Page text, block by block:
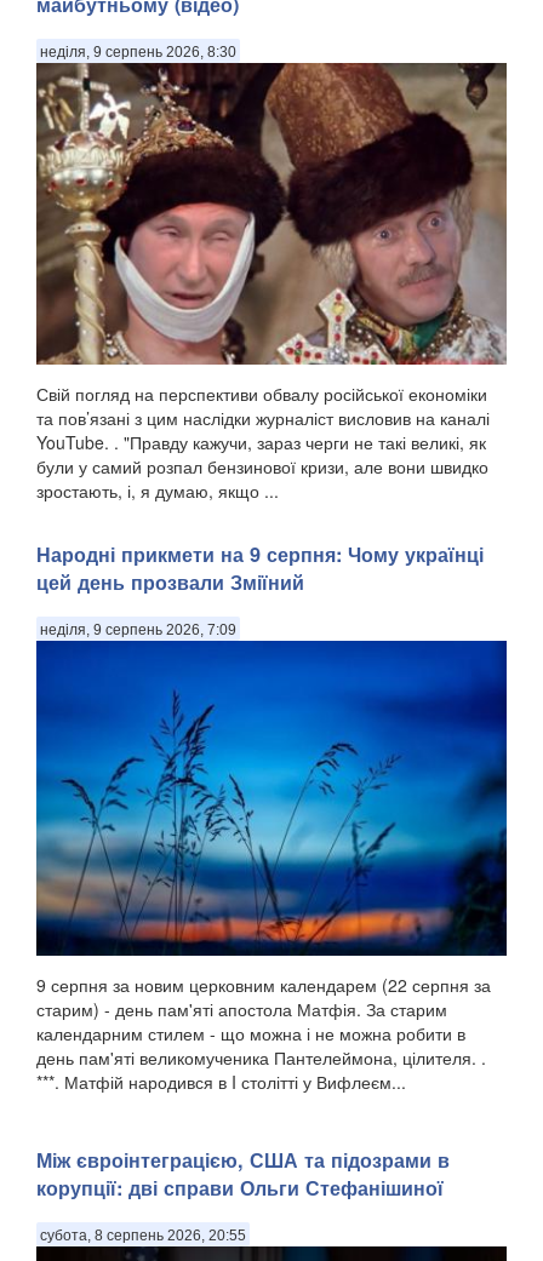
неділя, 9 серпень 2026, 8:30
Свій погляд на перспективи обвалу російської економіки
та пов’язані з цим наслідки журналіст висловив на каналі
YouTube. . "Правду кажучи, зараз черги не такі великі, як
були у самий розпал бензинової кризи, але вони швидко
зростають, і, я думаю, якщо ...
Народні прикмети на 9 серпня: Чому українці
цей день прозвали Зміїний
неділя, 9 серпень 2026, 7:09
9 серпня за новим церковним календарем (22 серпня за
старим) - день пам'яті апостола Матфія. За старим
календарним стилем - що можна і не можна робити в
день пам'яті великомученика Пантелеймона, цілителя. .
***. Матфій народився в I столітті у Вифлеєм...
Між євроінтеграцією, США та підозрами в
корупції: дві справи Ольги Стефанішиної
субота, 8 серпень 2026, 20:55